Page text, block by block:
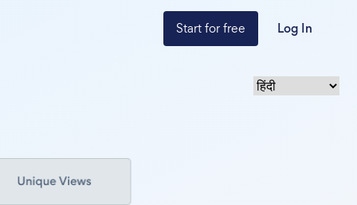
Start for free Log In